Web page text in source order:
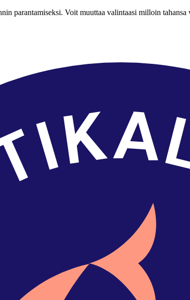
parantamiseksi. Voit muuttaa valintaasi milloin tahansa